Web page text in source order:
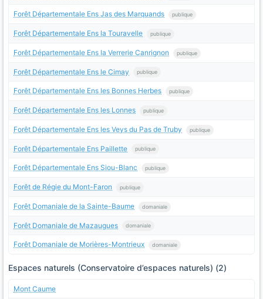
Forêt Départementale Ens Jas des Marquands publique
Forêt Départementale Ens la Touravelle publique
Forêt Départementale Ens la Verrerie Canrignon publique
Forêt Départementale Ens le Cimay publique
Forêt Départementale Ens les Bonnes Herbes publique
Forêt Départementale Ens les Lonnes publique
Forêt Départementale Ens les Veys du Pas de Truby publique
Forêt Départementale Ens Paillette publique
Forêt Départementale Ens Siou-Blanc publique
Forêt de Régie du Mont-Faron publique
Forêt Domaniale de la Sainte-Baume domaniale
Forêt Domaniale de Mazaugues domaniale
Forêt Domaniale de Morières-Montrieux domaniale
Espaces naturels (Conservatoire d’espaces naturels) (2)
Mont Caume